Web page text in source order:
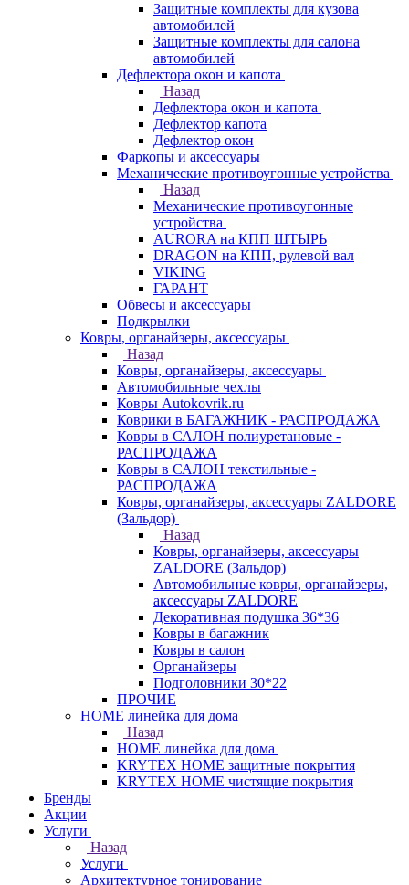
Защитные комплекты для кузова
автомобилей
Защитные комплекты для салона
автомобилей
Дефлектора окон и капота
Назад
Дефлектора окон и капота
Дефлектор капота
Дефлектор окон
Фаркопы и аксессуары
Механические противоугонные устройства
Назад
Механические противоугонные
устройства
AURORA на КПП ШТЫРЬ
DRAGON на КПП, рулевой вал
VIKING
ГАРАНТ
Обвесы и аксессуары
Подкрылки
Ковры, органайзеры, аксессуары
Назад
Ковры, органайзеры, аксессуары
Автомобильные чехлы
Ковры Autokovrik.ru
Коврики в БАГАЖНИК - РАСПРОДАЖА
Ковры в САЛОН полиуретановые -
РАСПРОДАЖА
Ковры в САЛОН текстильные -
РАСПРОДАЖА
Ковры, органайзеры, аксессуары ZALDORE
(Зальдор)
Назад
Ковры, органайзеры, аксессуары
ZALDORE (Зальдор)
Автомобильные ковры, органайзеры,
аксессуары ZALDORE
Декоративная подушка 36*36
Ковры в багажник
Ковры в салон
Органайзеры
Подголовники 30*22
ПРОЧИЕ
HOME линейка для дома
Назад
HOME линейка для дома
KRYTEX HOME защитные покрытия
KRYTEX HOME чистящие покрытия
Бренды
Акции
Услуги
Назад
Услуги
Архитектурное тонирование